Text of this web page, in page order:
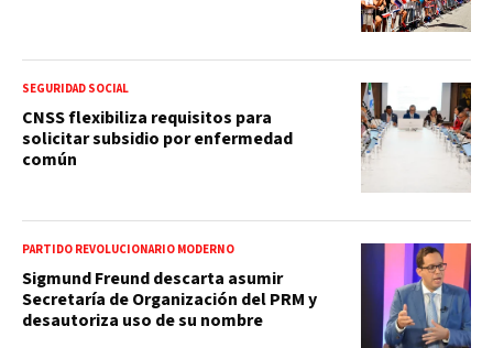
SEGURIDAD SOCIAL
CNSS flexibiliza requisitos para
solicitar subsidio por enfermedad
común
PARTIDO REVOLUCIONARIO MODERNO
Sigmund Freund descarta asumir
Secretaría de Organización del PRM y
desautoriza uso de su nombre